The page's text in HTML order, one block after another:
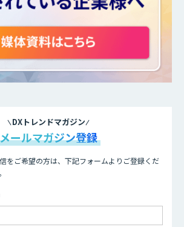
DXトレンドマガジン
メールマガジン登録
をご希望の方は、下記フォームよりご登録くだ